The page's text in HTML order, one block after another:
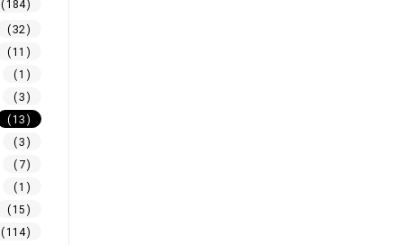
(184)
(32)
(11)
(1)
(3)
(13)
(3)
(7)
(1)
(15)
(114)